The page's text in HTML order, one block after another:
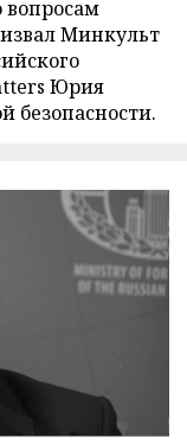
Минкульт
Юрия
безопасности.